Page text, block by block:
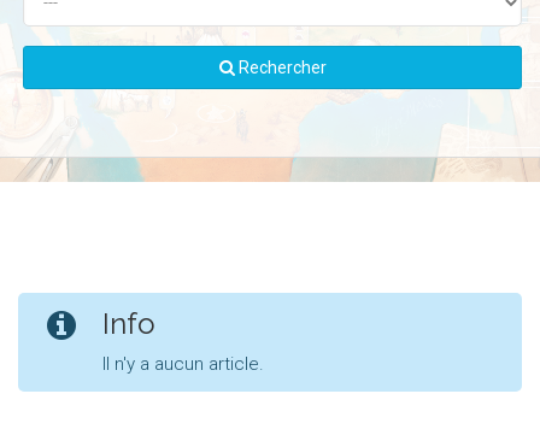
Rechercher
Info
Il n'y a aucun article.